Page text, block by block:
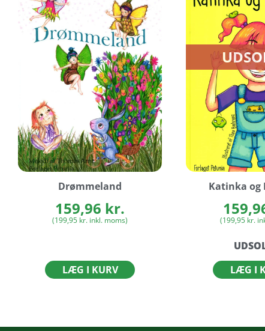
Drømmeland
159,96 kr.
(199,95 kr. inkl. moms)
LÆG I KURV
Katinka og
(199,95 kr.
LÆG I